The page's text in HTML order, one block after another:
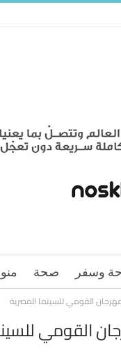
وسفر صحة
القومي للسينما المصرية
القومي